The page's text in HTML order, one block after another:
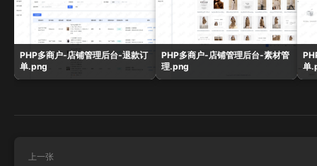
PHP多商户-店铺管理后台-退款订
单.png
PHP多商户-店铺管理后台-素材管
理.png
单
上一张